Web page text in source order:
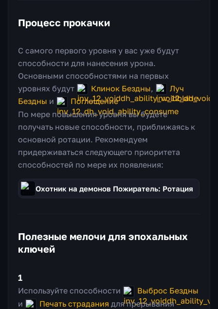
Процесс прокачки
С самого первого уровня у вас уже будут
способности для нанесения урона.
Основными способностями на первых
уровнях будут
Клинок Бездны,
Луч
Бездны и
Поглощение
По мере повышения уровня вы будете
получать новые способности, приближаясь к
основной ротации. Рекомендуем
придерживаться следующего приоритета
способностей по мере их появления:
Охотник на демонов Пожиратель: Ротация
Полезные мелочи для эпохальных
ключей
1
Используйте способности
Выброс Бездны
и
Печать страдания для прерывания